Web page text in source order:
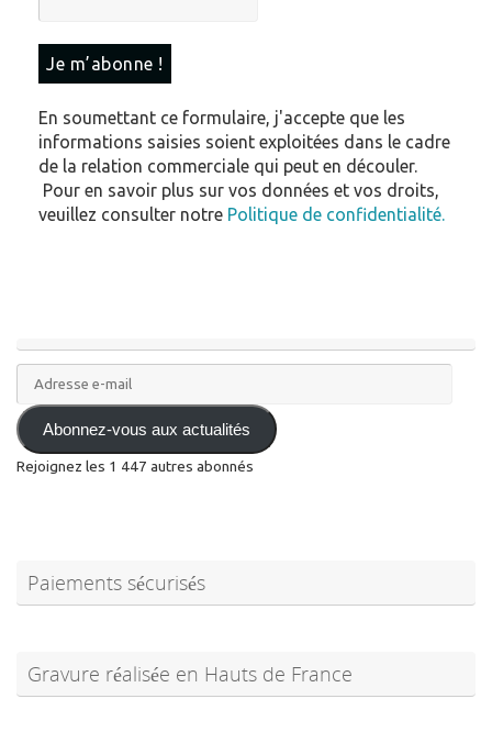
En soumettant ce formulaire, j'accepte que les
informations saisies soient exploitées dans le cadre
de la relation commerciale qui peut en découler.
Pour en savoir plus sur vos données et vos droits,
veuillez consulter notre Politique de confidentialité.
Adresse
e-
mail Abonnez-vous aux actualités
Rejoignez les 1 447 autres abonnés
Paiements sécurisés
Gravure réalisée en Hauts de France